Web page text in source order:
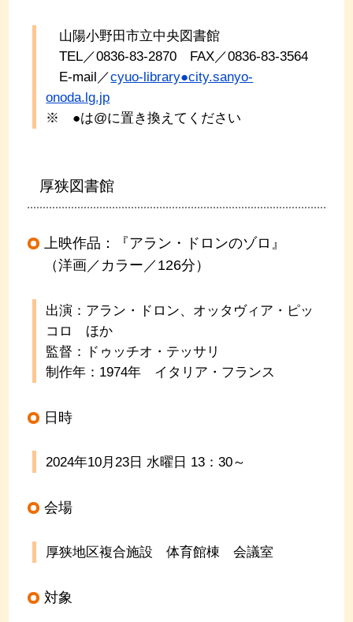
山陽小野田市立中央図書館
TEL／0836-83-2870 FAX／0836-83-3564
E-mail／cyuo-library●city.sanyo-
onoda.lg.jp
※ ●は@に置き換えてください
厚狭図書館
上映作品：『アラン・ドロンのゾロ』
（洋画／カラー／126分）
出演：アラン・ドロン、オッタヴィア・ピッ
コロ ほか
監督：ドゥッチオ・テッサリ
制作年：1974年 イタリア・フランス
日時
2024年10月23日 水曜日 13 ：30～
会場
厚狭地区複合施設 体育館棟 会議室
対象